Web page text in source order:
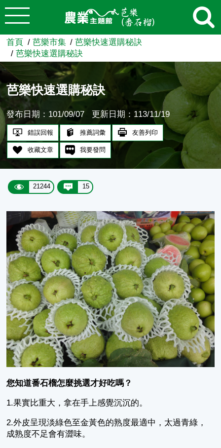
跳到主要內容
農業知識入口網
首頁 芭樂市集
芭樂快速選購秘訣
芭樂快速選購秘訣
芭樂快速選購秘訣
發布日期：101/09/07 更新日期：113/11/19
錯誤回報 推薦詞彙 友善列印
收藏文章 我要發問
21244 15
您知道番石榴怎麼挑選才好吃嗎？
1.果實比重大，拿在手上感覺沉沉的。
2.外皮呈現淡綠色至金黃色的熟度最適中，太過青綠，
成熟度不足會有澀味。